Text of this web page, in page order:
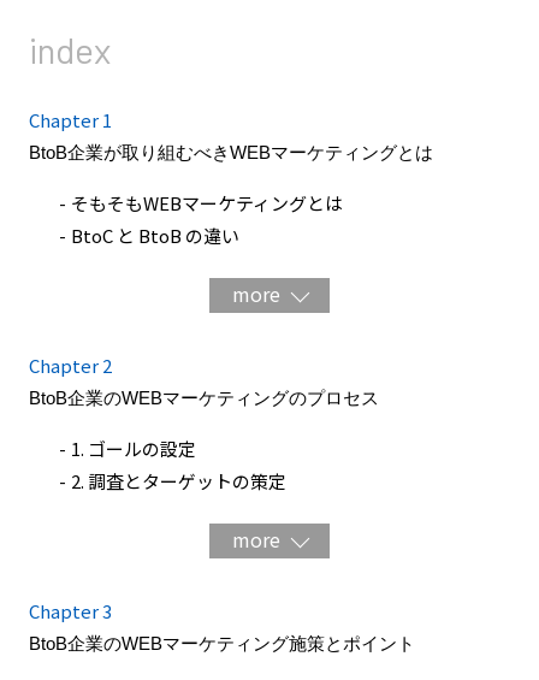
index
Chapter 1
BtoB企業が取り組むべきWEBマーケティングとは
そもそもWEBマーケティングとは
BtoC と BtoB の違い
more
Chapter 2
BtoB企業のWEBマーケティングのプロセス
1. ゴールの設定
2. 調査とターゲットの策定
more
Chapter 3
BtoB企業のWEBマーケティング施策とポイント